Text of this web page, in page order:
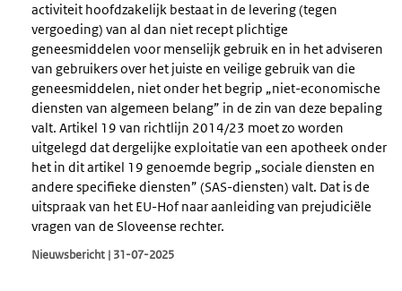
activiteit hoofdzakelijk bestaat in de levering (tegen
vergoeding) van al dan niet recept plichtige
geneesmiddelen voor menselijk gebruik en in het adviseren
van gebruikers over het juiste en veilige gebruik van die
geneesmiddelen, niet onder het begrip „niet-economische
diensten van algemeen belang” in de zin van deze bepaling
valt. Artikel 19 van richtlijn 2014/23 moet zo worden
uitgelegd dat dergelijke exploitatie van een apotheek onder
het in dit artikel 19 genoemde begrip „sociale diensten en
andere specifieke diensten” (SAS-diensten) valt. Dat is de
uitspraak van het EU-Hof naar aanleiding van prejudiciële
vragen van de Sloveense rechter.
Nieuwsbericht | 31-07-2025